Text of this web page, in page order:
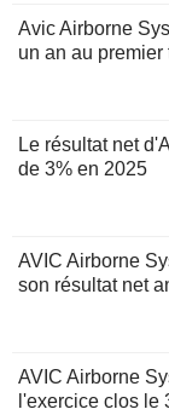
Avic Airborne
un an au premier
Le résultat net
de 3% en 2025
AVIC Airborne
son résultat net
AVIC Airborne
l'exercice clos le